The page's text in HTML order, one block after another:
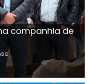
companhia de